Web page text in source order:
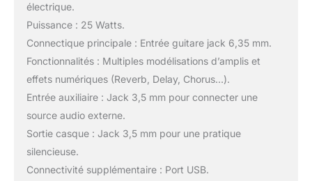
électrique.
Puissance : 25 Watts.
Connectique principale : Entrée guitare jack 6,35 mm.
Fonctionnalités : Multiples modélisations d’amplis et
effets numériques (Reverb, Delay, Chorus…).
Entrée auxiliaire : Jack 3,5 mm pour connecter une
source audio externe.
Sortie casque : Jack 3,5 mm pour une pratique
silencieuse.
Connectivité supplémentaire : Port USB.